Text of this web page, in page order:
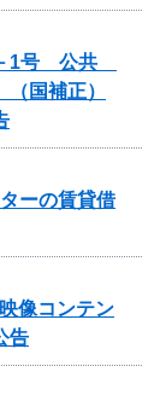
－1号 公共
国補正）
ーの賃貸借
像コンテン
告